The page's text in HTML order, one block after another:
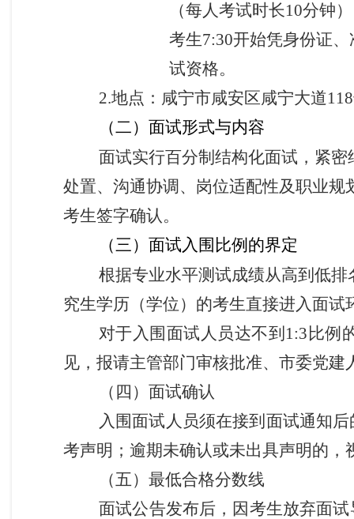
（每人考试时长10分钟）
考生7:30开始凭身份证
试资格。
2.地点：咸宁市咸安区咸宁大道
（二）面试形式与内容
面试实行百分制结构化面试，紧
处置、沟通协调、岗位适配性及职业
考生签字确认。
（三）面试入围比例的界定
根据专业水平测试成绩从高到低排
究生学历（学位）的考生直接进入面试
对于入围面试人员达不到1:3比例
见，报请主管部门审核批准、市委党建
（ 四 ） 面试确认
入围面试人员须在接到面试通知
考声明；逾期未确认或未出具声明的，
（五）最低合格分数线
面试公告发布后，因考生放弃面